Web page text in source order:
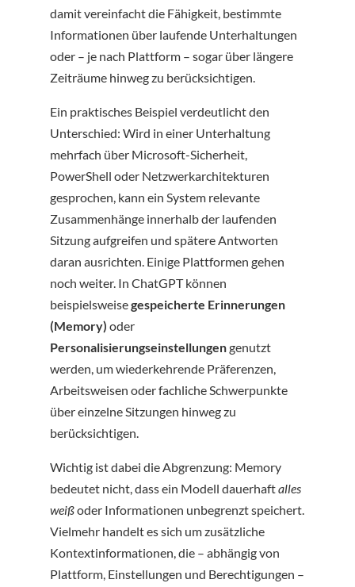
damit vereinfacht die Fähigkeit, bestimmte
Informationen über laufende Unterhaltungen
oder – je nach Plattform – sogar über längere
Zeiträume hinweg zu berücksichtigen.
Ein praktisches Beispiel verdeutlicht den
Unterschied: Wird in einer Unterhaltung
mehrfach über Microsoft-Sicherheit,
PowerShell oder Netzwerkarchitekturen
gesprochen, kann ein System relevante
Zusammenhänge innerhalb der laufenden
Sitzung aufgreifen und spätere Antworten
daran ausrichten. Einige Plattformen gehen
noch weiter. In ChatGPT können
beispielsweisegespeicherte Erinnerungen
(Memory) oder
Personalisierungseinstellungengenutzt
werden, um wiederkehrende Präferenzen,
Arbeitsweisen oder fachliche Schwerpunkte
über einzelne Sitzungen hinweg zu
berücksichtigen.
Wichtig ist dabei die Abgrenzung: Memory
bedeutet nicht, dass ein Modell dauerhaftalles
weißoder Informationen unbegrenzt speichert.
Vielmehr handelt es sich um zusätzliche
Kontextinformationen, die – abhängig von
Plattform, Einstellungen und Berechtigungen –